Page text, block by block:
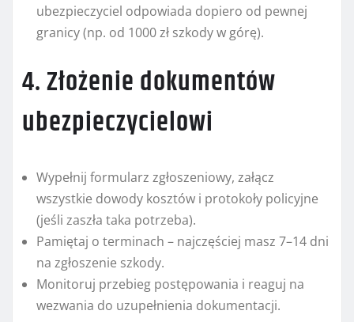
ubezpieczyciel odpowiada dopiero od pewnej
granicy (np. od 1000 zł szkody w górę).
4. Złożenie dokumentów
ubezpieczycielowi
Wypełnij formularz zgłoszeniowy, załącz
wszystkie dowody kosztów i protokoły policyjne
(jeśli zaszła taka potrzeba).
Pamiętaj o terminach – najczęściej masz 7–14 dni
na zgłoszenie szkody.
Monitoruj przebieg postępowania i reaguj na
wezwania do uzupełnienia dokumentacji.